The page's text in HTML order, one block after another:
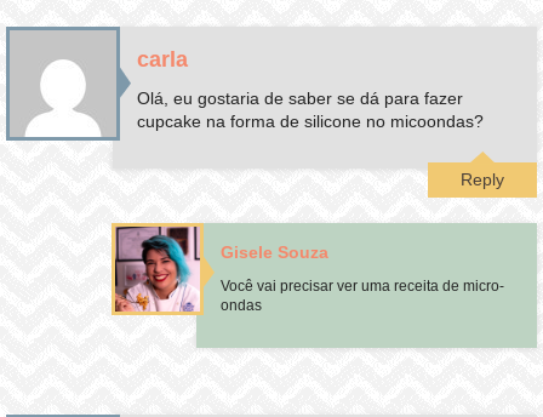
carla
Olá, eu gostaria de saber se dá para fazer
cupcake na forma de silicone no micoondas?
Reply
Gisele Souza
Você vai precisar ver uma receita de micro-
ondas